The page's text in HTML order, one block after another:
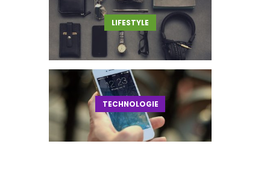
LIFESTYLE
TECHNOLOGIE